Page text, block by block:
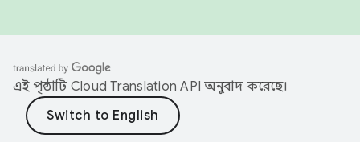
এই পৃষ্ঠাটি Cloud Translation API অনুবাদ করেছে।